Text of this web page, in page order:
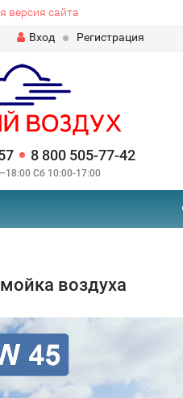
версия сайта
Вход Регистрация
8 800 505-77-42
Сб 10:00-17:00
воздуха